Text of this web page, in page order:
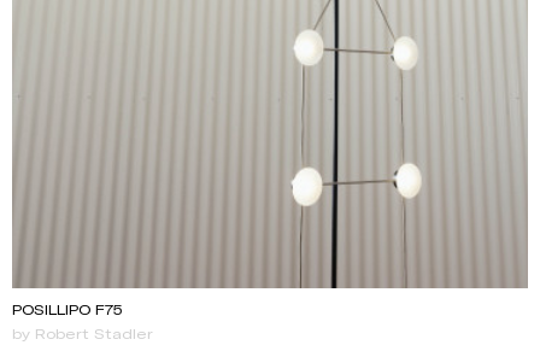
POSILLIPO F75
by Robert Stadler